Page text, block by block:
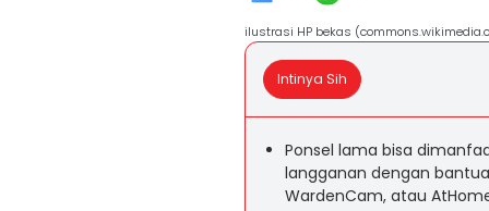
ilustrasi HP bekas
Intinya Sih
Ponsel lama bisa
langganan dengan
WardenCam, atau